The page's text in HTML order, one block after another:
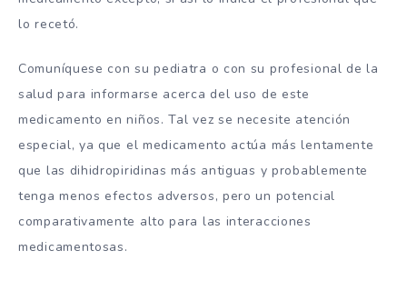
lo recetó.
Comuníquese con su pediatra o con su profesional de la
salud para informarse acerca del uso de este
medicamento en niños. Tal vez se necesite atención
especial, ya que el medicamento actúa más lentamente
que las dihidropiridinas más antiguas y probablemente
tenga menos efectos adversos, pero un potencial
comparativamente alto para las interacciones
medicamentosas.